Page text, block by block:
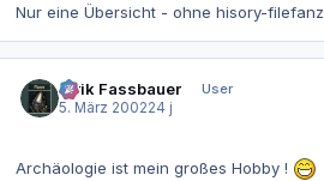
Nur eine Übersicht - ohne hisory-filefanz
Alrik Fassbauer
User
5. März 200224 j
Archäologie ist mein großes Hobby !